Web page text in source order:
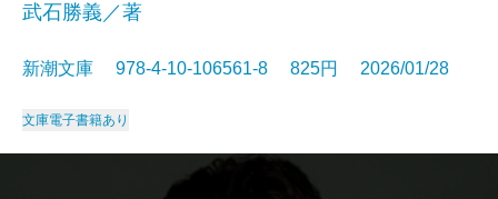
武石勝義／著
新潮文庫 978-4-10-106561-8 825円 2026/01/28
文庫電子書籍あり